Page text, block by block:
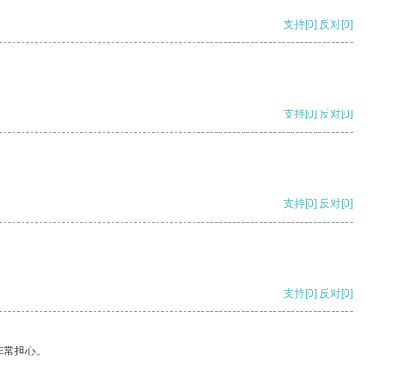
支持[0] 反对[0]
支持[0] 反对[0]
支持[0] 反对[0]
支持[0] 反对[0]
担心。